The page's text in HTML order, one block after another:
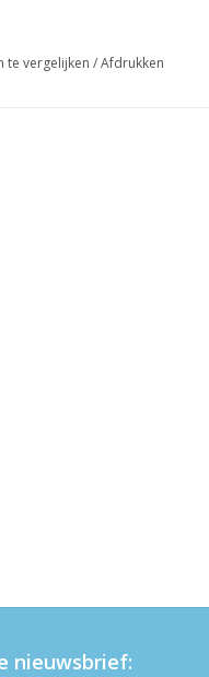
te vergelijken /Afdrukken
nieuwsbrief: